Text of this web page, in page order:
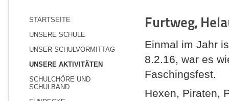
STARTSEITE
UNSERE SCHULE
UNSER SCHULVORMITTAG
UNSERE AKTIVITÄTEN
SCHULCHÖRE UND
SCHULBAND
Furtweg,
Einmal im Jahr
8.2.16, war es
Faschingsfest.
Hexen, Piraten,